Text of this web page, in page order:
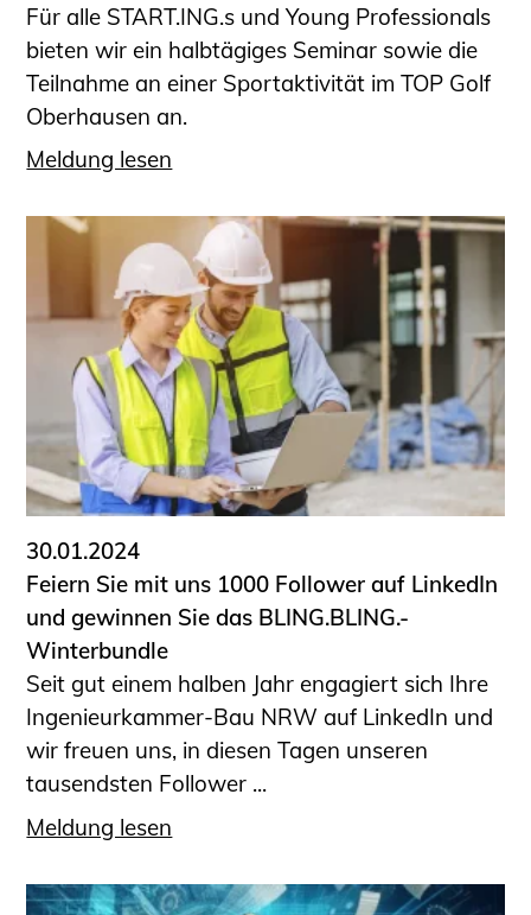
Für alle START.ING.s und Young Professionals
bieten wir ein halbtägiges Seminar sowie die
Teilnahme an einer Sportaktivität im TOP Golf
Oberhausen an.
Meldung lesen
30.01.2024
Feiern Sie mit uns 1000 Follower auf LinkedIn
und gewinnen Sie das BLING.BLING.-
Winterbundle
Seit gut einem halben Jahr engagiert sich Ihre
Ingenieurkammer-Bau NRW auf LinkedIn und
wir freuen uns, in diesen Tagen unseren
tausendsten Follower ...
Meldung lesen